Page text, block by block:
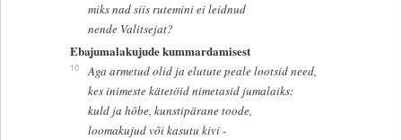
miks nad siis rutemini ei leidnud
nende Valitsejat?
Ebajumalakujude kummardamisest
10
Aga armetud olid ja elutute peale lootsid need,
kes inimeste kätetöid nimetasid jumalaiks:
kuld ja hõbe, kunstipärane toode,
loomakujud või kasutu kivi -